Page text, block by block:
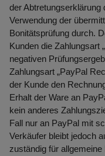
der
Verwendung der
Bonitätsprüfung durch.
Kunden die Zahlungsart
negativen
Zahlungsart „PayPal
der Kunde den
Erhalt der Ware an
kein anderes
Fall nur an PayPal mit
Verkäufer bleibt jedoch
zuständig für